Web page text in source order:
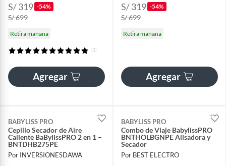
S/ 319 -54%
S/ 699
Retira mañana
(1)
Agregar
S/ 319 -54%
S/ 699
Retira mañana
Agregar
BABYLISS PRO
Cepillo Secador de Aire
Caliente BaBylissPRO 2 en 1 –
BNTDHB275PE
Por INVERSIONESDAWA
BABYLISS PRO
Combo de Viaje BabylissPRO
BNTHOLBGNPE Alisadora y
Secador
Por BEST ELECTRO